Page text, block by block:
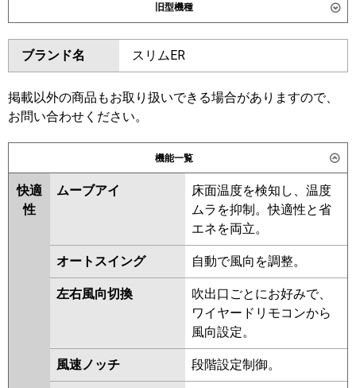
SDRH140BB
東芝 GPHA14011MUB GPSA14014MUB
GCHA14011MUB
GCSA14014MUB GCSA14014XU
HRMP140KL6
PCZ-ERMP140KL6
日立 RPC-GP140RHN5 RPC-
GP140RSH11
三菱重工 FDEV1406H6S
パナソニック PA-P140T7KNC PA-P140T7KNCX
PA-P140T7KC PA-P140T7HNCX
PA-P140T7HC PA-P140T7HNC
旧型機種
ダイキン SZRT140BY SZRH140BYN
SZRH140BY
SZRH140BJ SZRH140BJN
SZRJH140BJ SZRU140BJ
SZRU140BJN
SDRH140BN
SDRU140BN SZRT140BF
SZRH140BF SZRH140BFN
SZRU140BF SZRU140BFN
SZRT140BC SZRH140BC
SZRH140BCN SZRU140BC
SZRU140BCN
RPSA14034MUB RCSA14044XU
RCSA14044MUB
RPHA14031MUB
RPSA14033MUB RCHA14041MUB
RCEA14041MUB RCSA14043MUB
RPSA14033MU
RPHA14031MU
ブランド名 スリムER
掲載以外の商品もお取り扱いできる場合がありますので、
お問い合わせください。
機能一覧
快適
性
ムーブアイ
床面温度を検知し、温度
ムラを抑制。快適性と省
エネを両立。
オートスイング 自動で風向を調整。
左右風向切換
吹出口ごとにお好みで、
ワイヤードリモコンから
風向設定。
風速ノッチ 段階設定制御。